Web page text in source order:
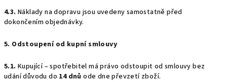
4.3. Náklady na dopravu jsou uvedeny samostatně před
dokončením objednávky.
5. Odstoupení od kupní smlouvy
5.1. Kupující – spotřebitel má právo odstoupit od smlouvy bez
udání důvodu do 14 dnů ode dne převzetí zboží.